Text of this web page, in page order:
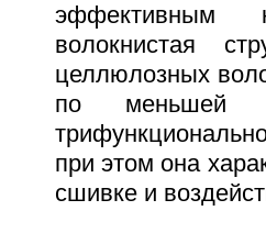
эффективным
волокнистая
целлюлозных
по меньшей
при этом она
сшивке и